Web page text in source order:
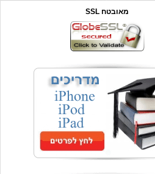
₪90.00 מחיר שוק
₪49.00 המחיר כולל משלוח :
כיסוי אחורי לאייפון 4/4S
₪59.00
המחיר שלך
משלוח חינם
שעון יד אופנתי
SSL מאובטח